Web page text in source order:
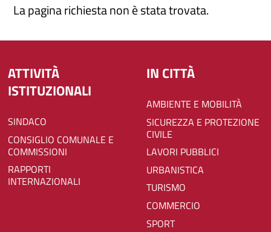
La pagina richiesta non è stata trovata.
ATTIVITÀ
ISTITUZIONALI
SINDACO
CONSIGLIO COMUNALE E
COMMISSIONI
RAPPORTI
INTERNAZIONALI
IN CITTÀ
AMBIENTE E MOBILITÀ
SICUREZZA E PROTEZIONE
CIVILE
LAVORI PUBBLICI
URBANISTICA
TURISMO
COMMERCIO
SPORT